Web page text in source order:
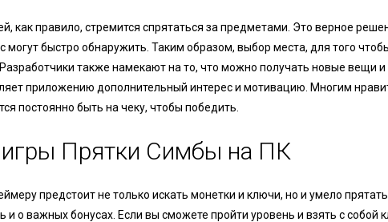
как правило, стремится спрятаться за предметами. Это верное
могут быстро обнаружить. Таким образом, выбор места, для того
также намекают на то, что можно получать новые вещи и
приложению дополнительный интерес и мотивацию. Многим
постоянно быть на чеку, чтобы победить.
игры Прятки Симбы на ПК
предстоит не только искать монетки и ключи, но и умело
и о важных бонусах. Если вы сможете пройти уровень и взять с собой